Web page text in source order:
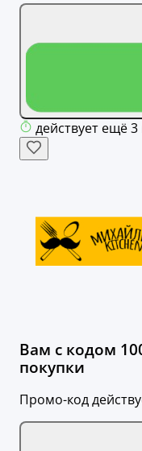
действует ещё
Вам с кодом
покупки
Промо-код